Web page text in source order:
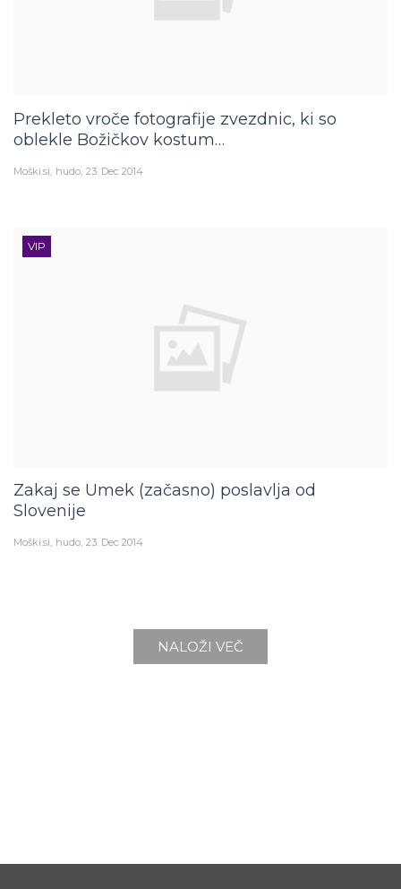
Prekleto vroče fotografije zvezdnic, ki so
oblekle Božičkov kostum…
Moški.si hudo 23. Dec 2014
VIP
Zakaj se Umek (začasno) poslavlja od
Slovenije
Moški.si hudo 23. Dec 2014
NALOŽI VEČ